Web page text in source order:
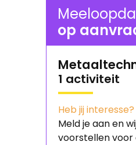
op
1 activiteit
Heb jij interesse?
Meld je aan en
voorstellen voor